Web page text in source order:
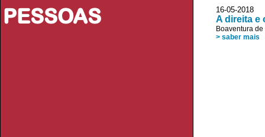
PESSOAS
16-05-
A direita e
Boaventura
> saber mais